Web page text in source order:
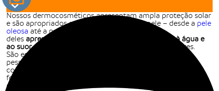
Nossos dermocosméticos apresentam ampla proteção solar
e são apropriados para todos os tipos de pele – desde a pele
oleosa até a pele madura. Devido a alguns
delesapresentarem fatores como alta resistência à água e
ao suor,também são ótimos para a prática de esportes.
São especialmente indicados para a fotoproteção de
pessoas com melasma, pessoas com tendência à pele
com
fotoenvelhecimento, envelhecimento precoce e outros
problemas causados pela radiação solar.